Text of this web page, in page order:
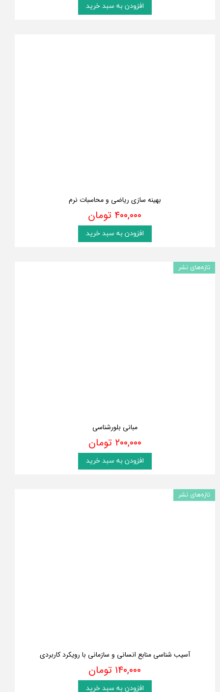
افزودن به سبد خرید
بهینه سازی ریاضی و محاسبات نرم
۴۰۰,۰۰۰ تومان
افزودن به سبد خرید
مبانی بلورشناسی
۲۰۰,۰۰۰ تومان
افزودن به سبد خرید
تازه‌های نشر
آسیب شناسی منابع انسانی و سازمانی با رویکرد کاربردی
۱۴۰,۰۰۰ تومان
افزودن به سبد خرید
تازه‌های نشر